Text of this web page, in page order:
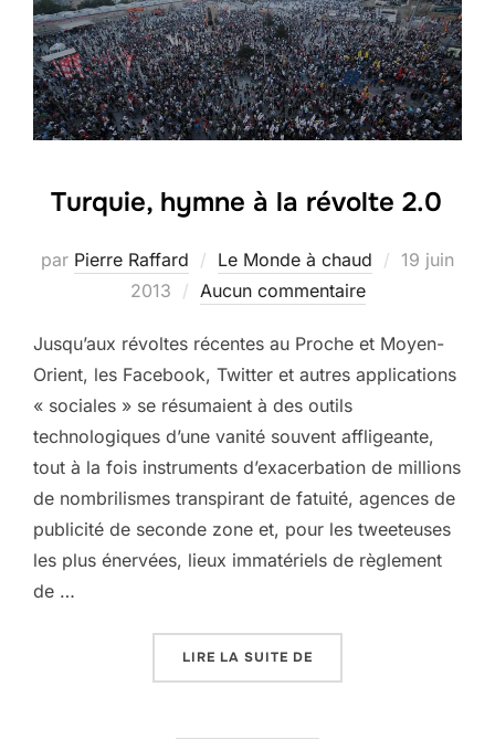
Turquie, hymne à la révolte 2.0
par Pierre Raffard Le Monde à chaud
Publié
19 juin
2013
Aucun commentaire
Jusqu’aux révoltes récentes au Proche et Moyen-
Orient, les Facebook, Twitter et autres applications
« sociales » se résumaient à des outils
technologiques d’une vanité souvent affligeante,
tout à la fois instruments d’exacerbation de millions
de nombrilismes transpirant de fatuité, agences de
publicité de seconde zone et, pour les tweeteuses
les plus énervées, lieux immatériels de règlement
de …
LIRE LA SUITE DE